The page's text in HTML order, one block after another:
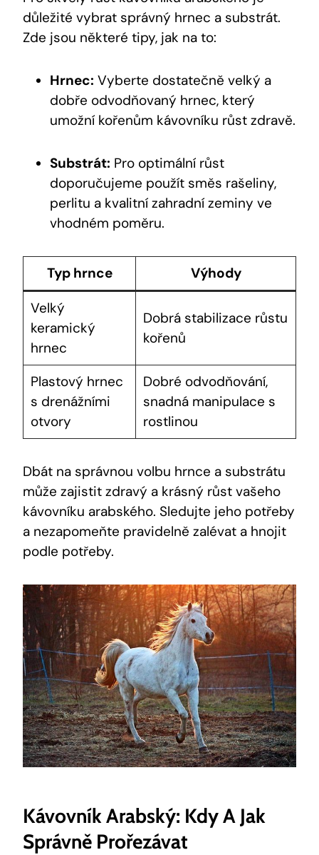
důležité vybrat správný hrnec a substrát.
Zde jsou některé tipy, jak na to:
Hrnec: Vyberte dostatečně velký a
dobře odvodňovaný hrnec, který
umožní kořenům kávovníku růst zdravě.
Substrát: Pro optimální růst
doporučujeme použít směs rašeliny,
perlitu a kvalitní zahradní zeminy ve
vhodném poměru.
Typ hrnce
Výhody
Velký
keramický
hrnec
Dobrá stabilizace růstu
kořenů
Plastový hrnec
s drenážními
otvory
Dobré odvodňování,
snadná manipulace s
rostlinou
Dbát na správnou volbu hrnce a substrátu
může zajistit zdravý a krásný růst vašeho
kávovníku arabského. Sledujte jeho potřeby
a nezapomeňte pravidelně zalévat a hnojit
podle potřeby.
Kávovník Arabský: Kdy A Jak
Správně Prořezávat